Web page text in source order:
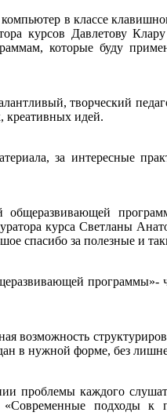
в классе
курсов Давлетову
которые буду
творческий
креативных идей.
за интересные
общеразвивающей
курса Светланы
спасибо за полезные и
программы»-
возможность
в нужной форме, без
проблемы каждого
подходы к